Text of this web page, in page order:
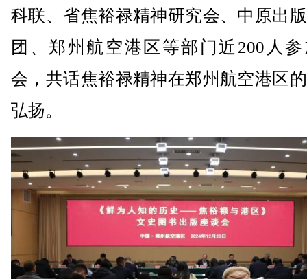
科联、省焦裕禄精神研究会、中原出
团、郑州航空港区等部门近200人
会，共话焦裕禄精神在郑州航空港区
弘扬。